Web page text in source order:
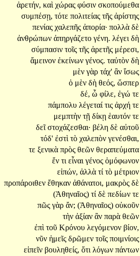
ἀρετήν, καὶ χώρας φύσιν σκοπούμεθα
συμπέσῃ, τότε πολιτείας τῆς ἀρίστης
πενίας χαλεπῆς ἀπορία· πολλὰ δὲ
ἀνθρώπων ἀπηργάζετο γένη. λέγει δὴ
σύμπασιν τοῖς τῆς ἀρετῆς μέρεσι,
ἄμεινον ἐκείνων γένος. ταὐτὸν δὴ
μὲν γὰρ τάχ' ἂν ἴσως
ὁ μὲν δὴ θεός, ὥσπερ
δέ, ὦ φίλε, ἐγώ τε
πάμπολυ λέγεταί τις ἀρχή τε
μεμπτὴν τῇ δίκῃ ἑαυτόν τε
δεῖστοχάζεσθαι· βέλη δὲ αὐτοῦ
τόδ' ἐστὶ τὸ χαλεπὸν γενέσθαι,
τε ξενικὰ πρὸς θεῶν θεραπεύματα
ἕν τι εἶναι γένος ὁμόφωνον
εἰπών, ἀλλὰ τί τὸ μέτριον
προπάροιθεν ἔθηκαν ἀθάνατοι, μακρὸς δὲ
(Ἀθηναῖος) τί δὲ πεδίων τε
πῶς γὰρ ἄν; (Ἀθηναῖος) οὐκοῦν
τὴν ἀξίαν ἂν παρὰ θεῶν
ἐπὶ τοῦ Κρόνου λεγόμενον βίον,
νῦν ἡμεῖς δρῶμεν τοῖς ποιμνίοις
εἰπεῖν βουληθείς, ὅτι λόγων πάντων